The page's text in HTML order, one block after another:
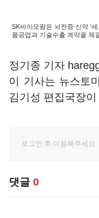
SK바이오팜은 뇌전증 신약 '
품공업과 기술수출 계약을 체
정기종 기자
이 기사는 뉴스토
김기성 편집국장
댓글 0